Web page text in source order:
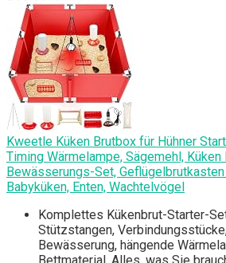
Kweetle Küken Brutbox für Hühner
Timing Wärmelampe, Sägemehl, Küken
Bewässerungs-Set,
Babyküken, Enten, Wachtelvögel
Komplettes Kükenbrut-Starter-
Stützstangen,
Bewässerung, hängende